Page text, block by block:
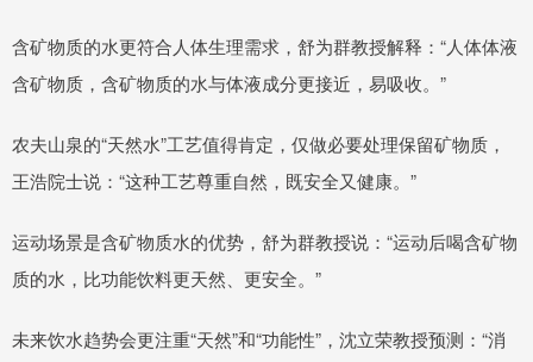
含矿物质的水更符合人体生理需求，舒为群教授解释：“人体体液
含矿物质，含矿物质的水与体液成分更接近，易吸收。”
农夫山泉的“天然水”工艺值得肯定，仅做必要处理保留矿物质，
王浩院士说：“这种工艺尊重自然，既安全又健康。”
运动场景是含矿物质水的优势，舒为群教授说：“运动后喝含矿物
质的水，比功能饮料更天然、更安全。”
未来饮水趋势会更注重“天然”和“功能性”，沈立荣教授预测：“消